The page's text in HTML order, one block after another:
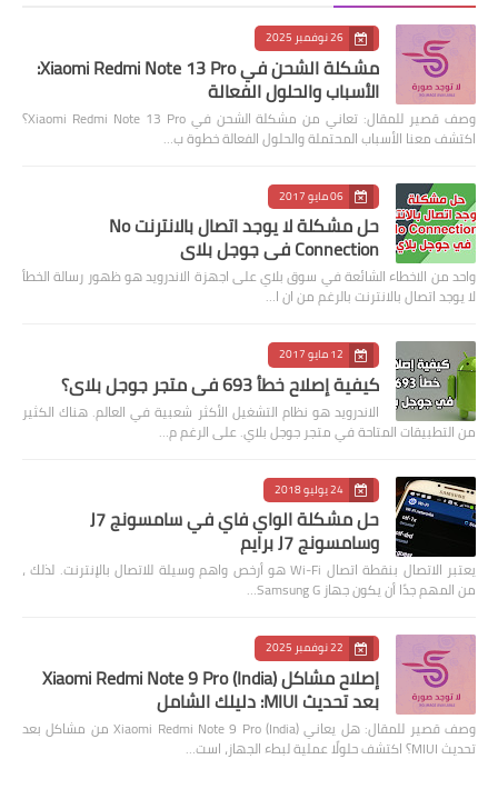
26 نوفمبر 2025
مشكلة الشحن في Xiaomi Redmi Note 13 Pro:
الأسباب والحلول الفعالة
وصف قصير للمقال: تعاني من مشكلة الشحن في Xiaomi Redmi Note 13 Pro؟
اكتشف معنا الأسباب المحتملة والحلول الفعالة خطوة ب…
06 مايو 2017
حل مشكلة لا يوجد اتصال بالانترنت No
Connection في جوجل بلاي
واحد من الاخطاء الشائعة في سوق بلاي على اجهزة الاندرويد هو ظهور رسالة الخطأ
لا يوجد اتصال بالانترنت بالرغم من ان ا…
12 مايو 2017
كيفية إصلاح خطأ 693 في متجر جوجل بلاي؟
الاندرويد هو نظام التشغيل الأكثر شعبية في العالم. هناك الكثير
من التطبيقات المتاحة في متجر جوجل بلاي. على الرغم م…
24 يوليو 2018
حل مشكلة الواي فاي في سامسونج J7
وسامسونج J7 برايم
يعتبر الاتصال بنقطة اتصال Wi-Fi هو أرخص واهم وسيلة للاتصال بالإنترنت. لذلك ،
من المهم جدًا أن يكون جهاز Samsung G…
22 نوفمبر 2025
إصلاح مشاكل Xiaomi Redmi Note 9 Pro (India)
بعد تحديث MIUI: دليلك الشامل
وصف قصير للمقال: هل يعاني Xiaomi Redmi Note 9 Pro (India) من مشاكل بعد
تحديث MIUI؟ اكتشف حلولًا عملية لبطء الجهاز، است…